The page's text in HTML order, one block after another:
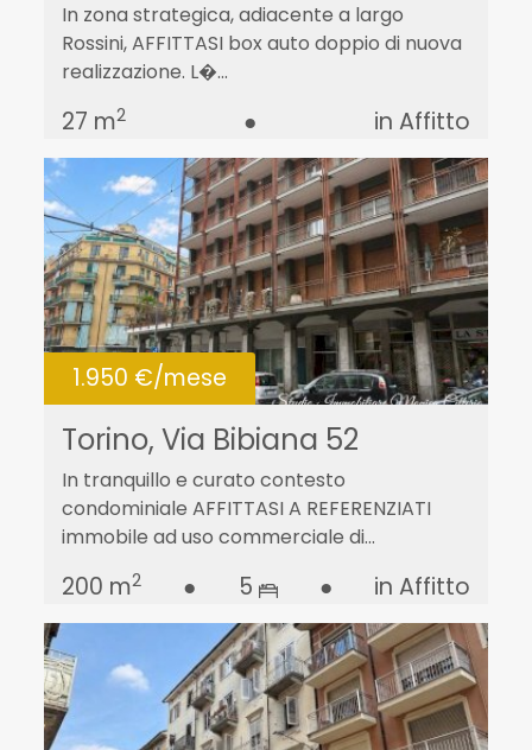
In zona strategica, adiacente a largo
Rossini, AFFITTASI box auto doppio di nuova
realizzazione. L�...
27 m2 ● in Affitto
1.950 €/mese
Torino, Via Bibiana 52
In tranquillo e curato contesto
condominiale AFFITTASI A REFERENZIATI
immobile ad uso commerciale di...
200 m2 ● 5 ● in Affitto